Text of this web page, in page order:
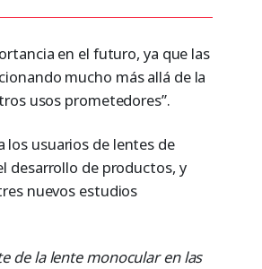
en el futuro, ya que las
mucho más allá de la
usos prometedores”.
usuarios de lentes de
desarrollo de productos, y
nuevos estudios
de la lente monocular en las